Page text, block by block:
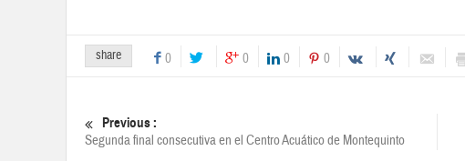
share 0 0 0 0
Previous :
Segunda final consecutiva en el Centro Acuático de Montequinto